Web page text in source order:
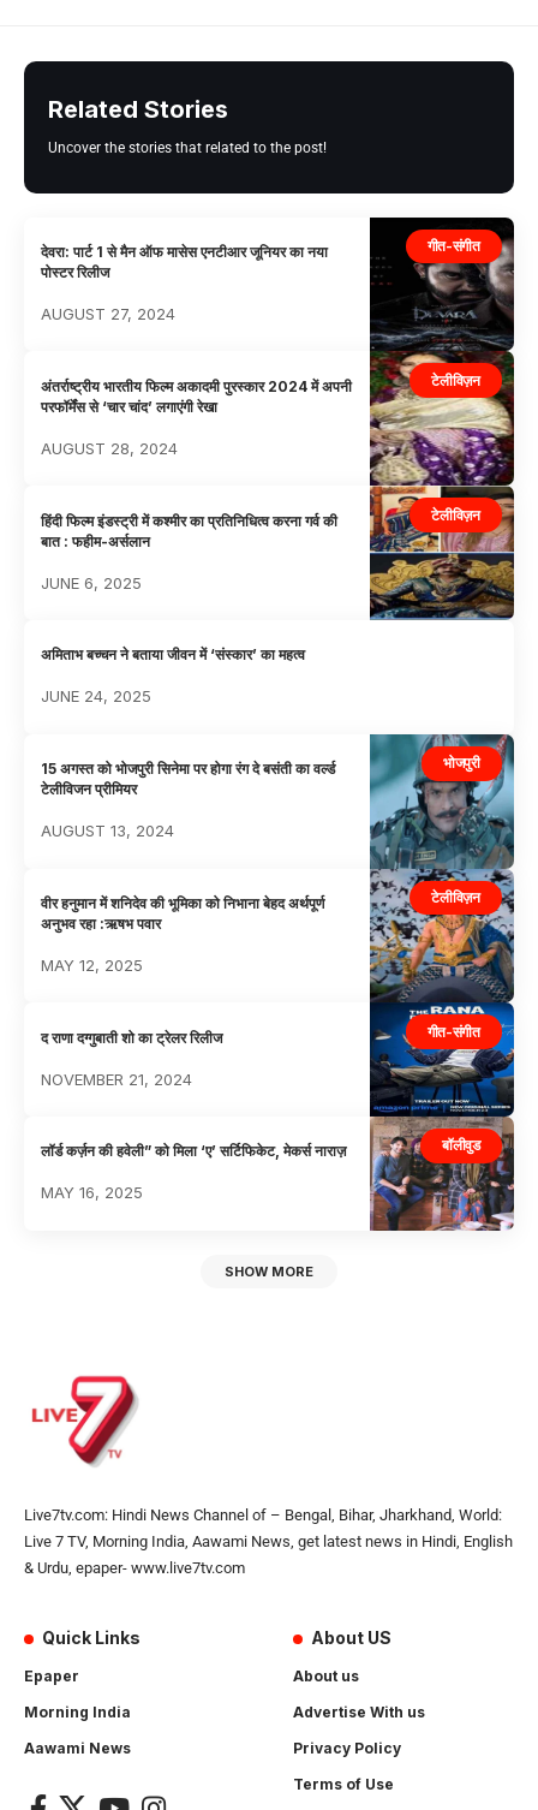
Related Stories
Uncover the stories that related to the post!
गीत-संगीत
देवरा: पार्ट 1 से मैन ऑफ मासेस एनटीआर जूनियर का नया
पोस्टर रिलीज
AUGUST 27, 2024
टेलीविज़न
अंतर्राष्ट्रीय भारतीय फिल्म अकादमी पुरस्कार 2024 में अपनी
परफॉर्मेंस से ‘चार चांद’ लगाएंगी रेखा
AUGUST 28, 2024
टेलीविज़न
हिंदी फिल्म इंडस्ट्री में कश्मीर का प्रतिनिधित्व करना गर्व की
बात : फहीम-अर्सलान
JUNE 6, 2025
अमिताभ बच्चन ने बताया जीवन में ‘संस्कार’ का महत्व
JUNE 24, 2025
भोजपुरी
15 अगस्त को भोजपुरी सिनेमा पर होगा रंग दे बसंती का वर्ल्ड
टेलीविजन प्रीमियर
AUGUST 13, 2024
टेलीविज़न
वीर हनुमान में शनिदेव की भूमिका को निभाना बेहद अर्थपूर्ण
अनुभव रहा :ऋषभ पवार
MAY 12, 2025
गीत-संगीत
द राणा दग्गुबाती शो का ट्रेलर रिलीज
NOVEMBER 21, 2024
बॉलीवुड
लॉर्ड कर्ज़न की हवेली” को मिला ‘ए’ सर्टिफिकेट, मेकर्स नाराज़
MAY 16, 2025
SHOW MORE
Live7tv.com: Hindi News Channel of – Bengal, Bihar, Jharkhand, World:
Live 7 TV, Morning India, Aawami News, get latest news in Hindi, English
& Urdu, epaper- www.live7tv.com
Quick Links
Epaper
Morning India
Aawami News
About US
About us
Advertise With us
Privacy Policy
Terms of Use